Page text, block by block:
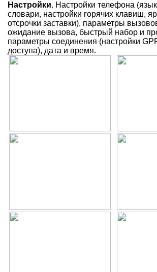
Настройки. Настройки телефона
словари, настройки горячих клавиш,
отсрочки заставки), параметры
ожидание вызова, быстрый набор и
параметры соединения (настройки
доступа), дата и время.